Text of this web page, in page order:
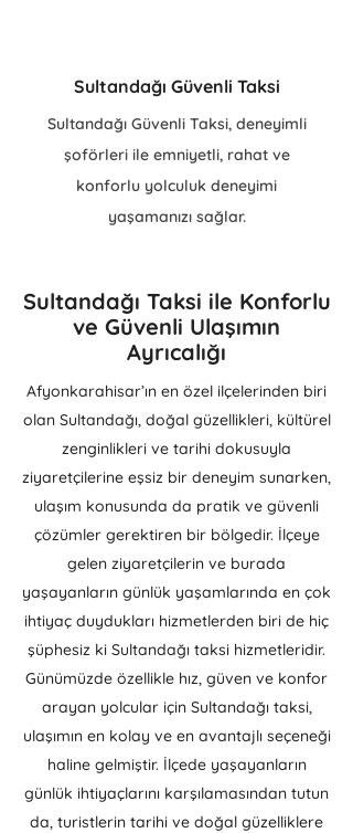
Sultandağı Güvenli Taksi
Sultandağı Güvenli Taksi, deneyimli
şoförleri ile emniyetli, rahat ve
konforlu yolculuk deneyimi
yaşamanızı sağlar.
Sultandağı Taksi ile Konforlu
ve Güvenli Ulaşımın
Ayrıcalığı
Afyonkarahisar’ın en özel ilçelerinden biri
olan Sultandağı, doğal güzellikleri, kültürel
zenginlikleri ve tarihi dokusuyla
ziyaretçilerine eşsiz bir deneyim sunarken,
ulaşım konusunda da pratik ve güvenli
çözümler gerektiren bir bölgedir. İlçeye
gelen ziyaretçilerin ve burada
yaşayanların günlük yaşamlarında en çok
ihtiyaç duydukları hizmetlerden biri de hiç
şüphesiz ki Sultandağı taksi hizmetleridir.
Günümüzde özellikle hız, güven ve konfor
arayan yolcular için Sultandağı taksi,
ulaşımın en kolay ve en avantajlı seçeneği
haline gelmiştir. İlçede yaşayanların
günlük ihtiyaçlarını karşılamasından tutun
da, turistlerin tarihi ve doğal güzelliklere